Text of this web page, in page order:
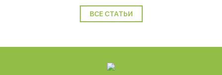
ВСЕ СТАТЬИ